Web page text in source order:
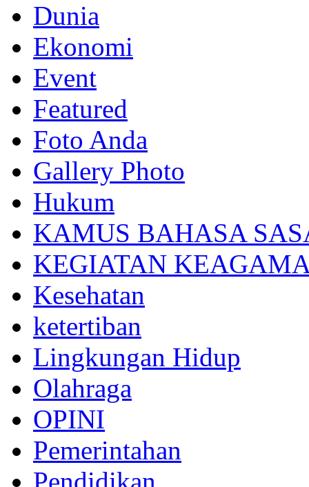
Dunia
Ekonomi
Event
Featured
Foto Anda
Gallery Photo
Hukum
KAMUS BAHASA
KEGIATAN
Kesehatan
ketertiban
Lingkungan Hidup
Olahraga
OPINI
Pemerintahan